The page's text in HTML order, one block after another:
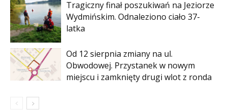
Tragiczny finał poszukiwań na Jeziorze
Wydmińskim. Odnaleziono ciało 37-
latka
Od 12 sierpnia zmiany na ul.
Obwodowej. Przystanek w nowym
miejscu i zamknięty drugi wlot z ronda